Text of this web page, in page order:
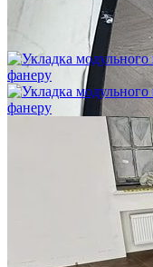
Укладка модульного